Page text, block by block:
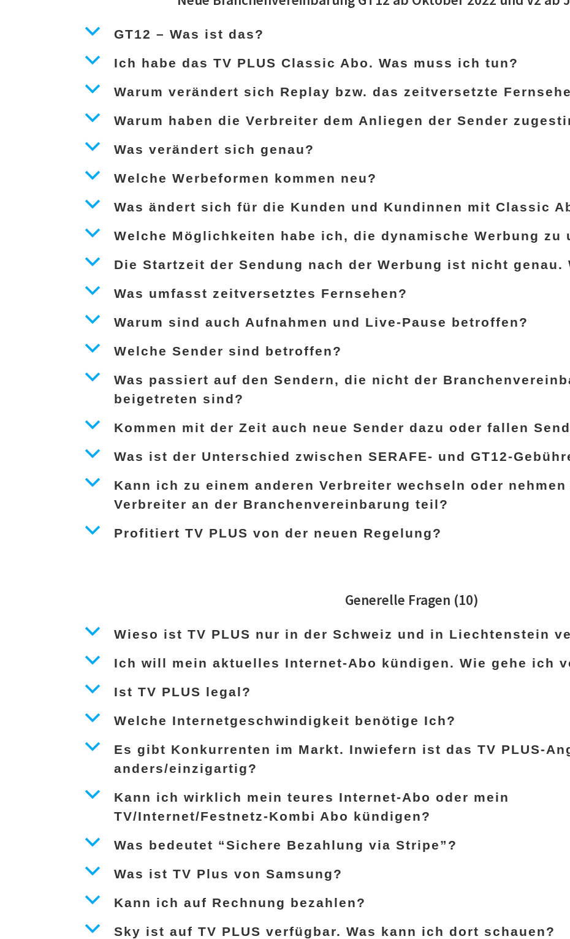
b GT12 – Was ist das?
b Ich habe das TV PLUS Classic Abo. Was muss ich tun?
b Warum verändert sich Replay bzw. das zeitversetzte
b Warum haben die Verbreiter dem Anliegen der Sender
b Was verändert sich genau?
b Welche Werbeformen kommen neu?
b Was ändert sich für die Kunden und Kundinnen mit Classic
b Welche Möglichkeiten habe ich, die dynamische Werbung zu
b Die Startzeit der Sendung nach der Werbung ist nicht genau.
b Was umfasst zeitversetztes Fernsehen?
b Warum sind auch Aufnahmen und Live-Pause betroffen?
b Welche Sender sind betroffen?
b
Was passiert auf den Sendern, die nicht der
beigetreten sind?
b Kommen mit der Zeit auch neue Sender dazu oder fallen
b Was ist der Unterschied zwischen SERAFE- und GT12-
b
Kann ich zu einem anderen Verbreiter wechseln oder nehmen
Verbreiter an der Branchenvereinbarung teil?
b Profitiert TV PLUS von der neuen Regelung?
Generelle Fragen (10)
b Wieso ist TV PLUS nur in der Schweiz und in Liechtenstein
b Ich will mein aktuelles Internet-Abo kündigen. Wie gehe ich
b Ist TV PLUS legal?
b Welche Internetgeschwindigkeit benötige Ich?
b
Es gibt Konkurrenten im Markt. Inwiefern ist das TV PLUS-
anders/einzigartig?
b
Kann ich wirklich mein teures Internet-Abo oder mein
TV/Internet/Festnetz-Kombi Abo kündigen?
b Was bedeutet “Sichere Bezahlung via Stripe”?
b Was ist TV Plus von Samsung?
b Kann ich auf Rechnung bezahlen?
b Sky ist auf TV PLUS verfügbar. Was kann ich dort schauen?